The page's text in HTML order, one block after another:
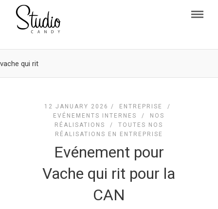
vache qui rit
12 JANUARY 2026 / ENTREPRISE
/
EVÉNEMENTS INTERNES
/
NOS
RÉALISATIONS
/TOUTES NOS
RÉALISATIONS EN ENTREPRISE
Evénement pour
Vache qui rit pour la
CAN